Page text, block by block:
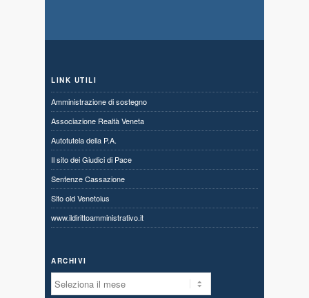
LINK UTILI
Amministrazione di sostegno
Associazione Realtà Veneta
Autotutela della P.A.
Il sito dei Giudici di Pace
Sentenze Cassazione
Sito old Venetoius
www.ildirittoamministrativo.it
ARCHIVI
Archivi